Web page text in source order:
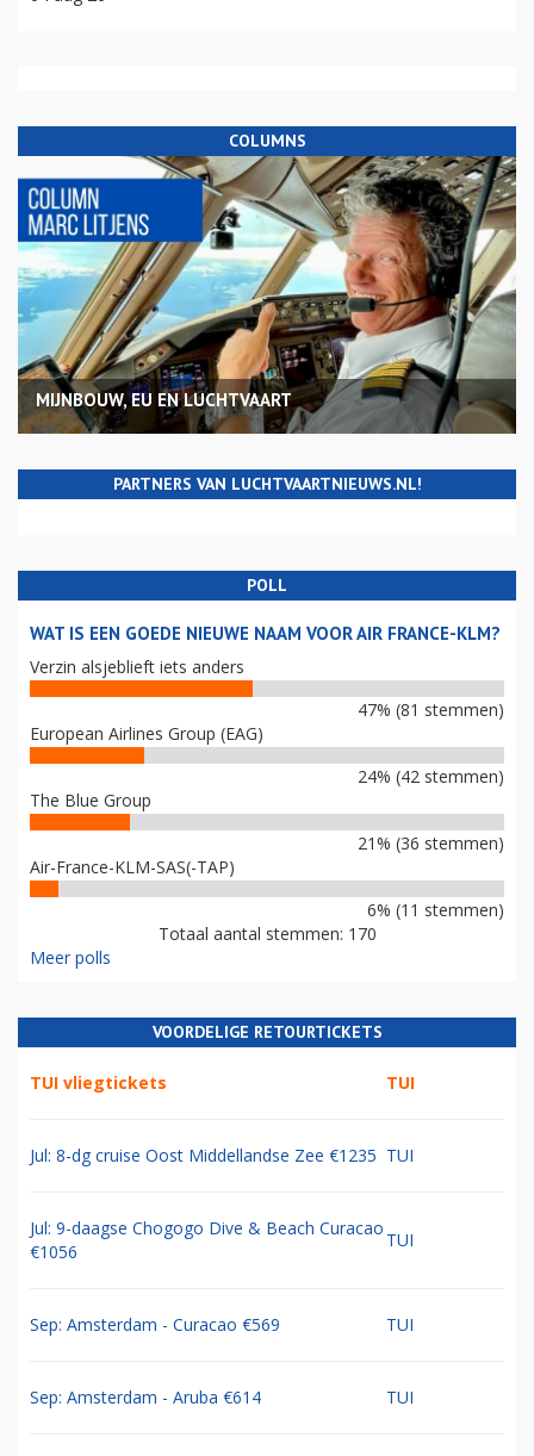
COLUMNS
MIJNBOUW, EU EN LUCHTVAART
PARTNERS VAN LUCHTVAARTNIEUWS.NL!
POLL
WAT IS EEN GOEDE NIEUWE NAAM VOOR AIR FRANCE-KLM?
Verzin alsjeblieft iets anders
47% (81 stemmen)
European Airlines Group (EAG)
24% (42 stemmen)
The Blue Group
21% (36 stemmen)
Air-France-KLM-SAS(-TAP)
6% (11 stemmen)
Totaal aantal stemmen: 170
Meer polls
VOORDELIGE RETOURTICKETS
TUI vliegtickets TUI
Jul: 8-dg cruise Oost Middellandse Zee €1235 TUI
Jul: 9-daagse Chogogo Dive & Beach Curacao
€1056
TUI
Sep: Amsterdam - Curacao €569 TUI
Sep: Amsterdam - Aruba €614 TUI